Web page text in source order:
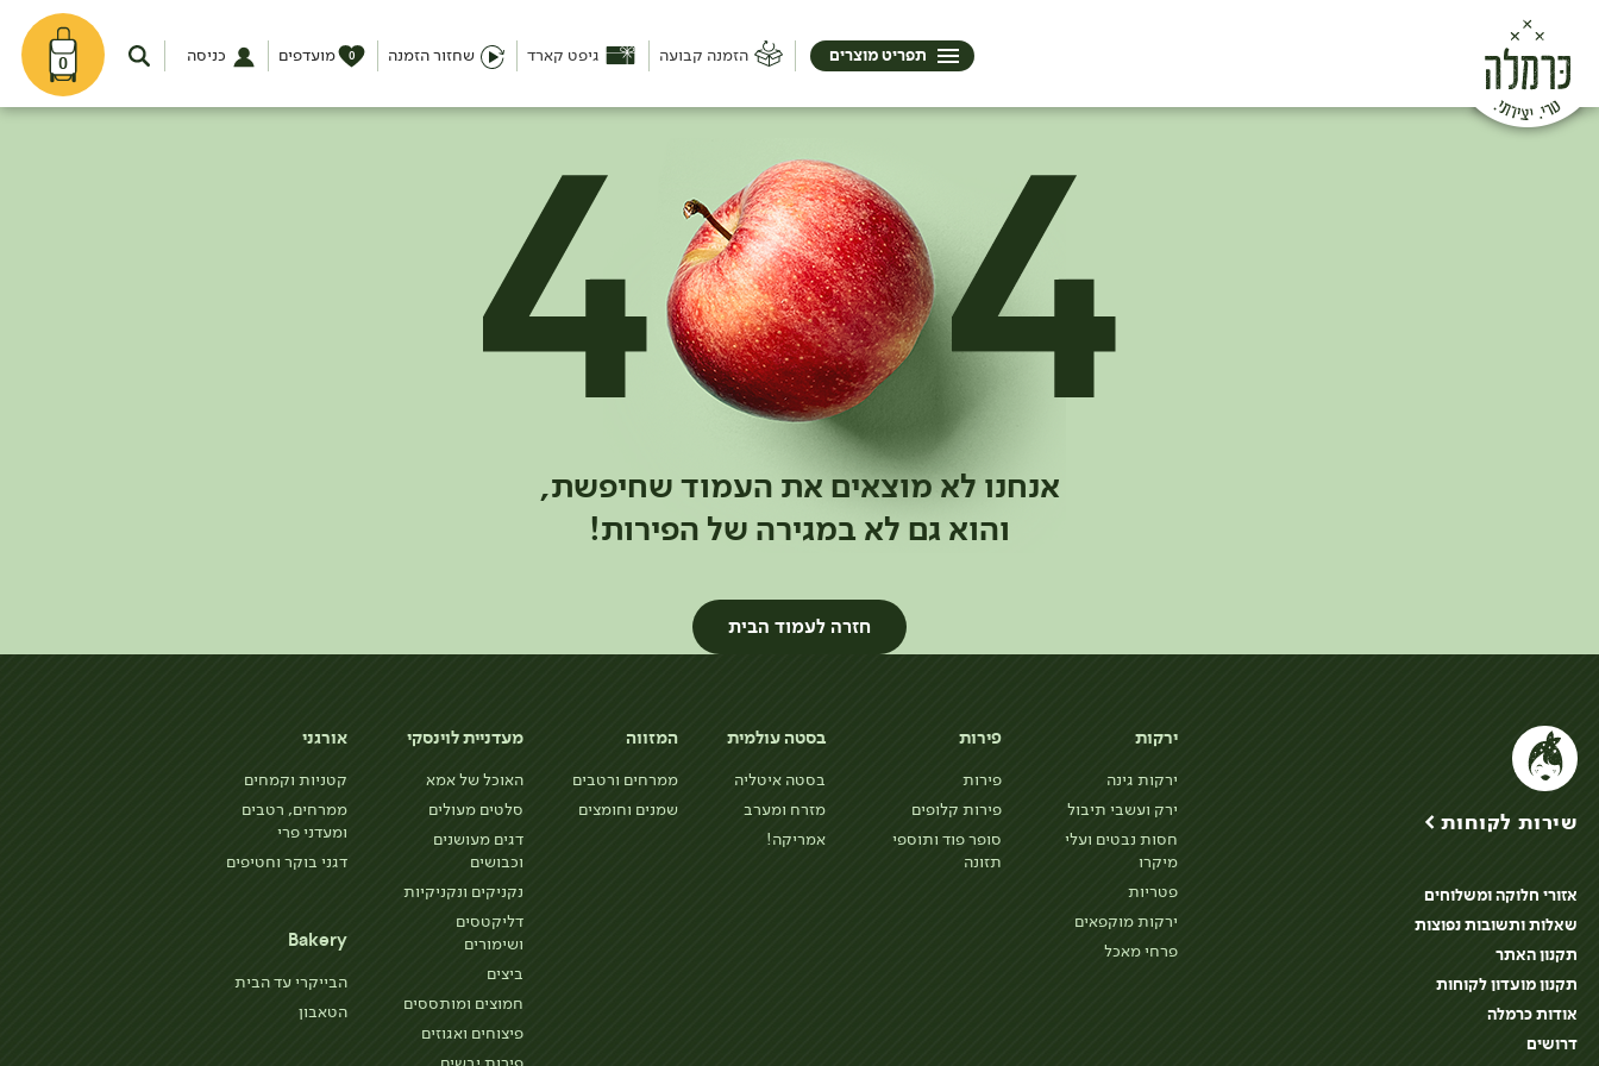
0 הזמנה קבועה גיפט קארד שחזור הזמנה מועדפים 0 כניסה תפריט מוצרים
אנחנו לא מוצאים את העמוד שחיפשת,
והוא גם לא במגירה של הפירות!
חזרה לעמוד הבית
ירקות
ירקות גינה
ירק ועשבי תיבול
חסות נבטים ועלי
מיקרו
פטריות
ירקות מוקפאים
פרחי מאכל
פירות
פירות
פירות קלופים
סופר פוד ותוספי
תזונה
בסטה עולמית
בסטה איטליה
מזרח ומערב
אמריקה!
המזווה
ממרחים ורטבים
שמנים וחומצים
מעדניית לוינסקי
האוכל של אמא
סלטים מעולים
דגים מעושנים
וכבושים
נקניקים ונקניקיות
דליקטסים
ושימורים
ביצים
חמוצים ומותססים
פיצוחים ואגוזים
אורגני
קטניות וקמחים
ממרחים, רטבים
ומעדני פרי
דגני בוקר וחטיפים
Bakery
הבייקרי עד הבית
הטאבון
שירות לקוחות >
אזורי חלוקה ומשלוחים
שאלות ותשובות נפוצות
תקנון האתר
תקנון מועדון לקוחות
אודות כרמלה
דרושים